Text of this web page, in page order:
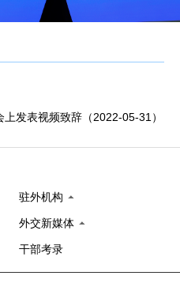
发表视频致辞（2022-05-31）
驻外机构
外交新媒体
干部考录